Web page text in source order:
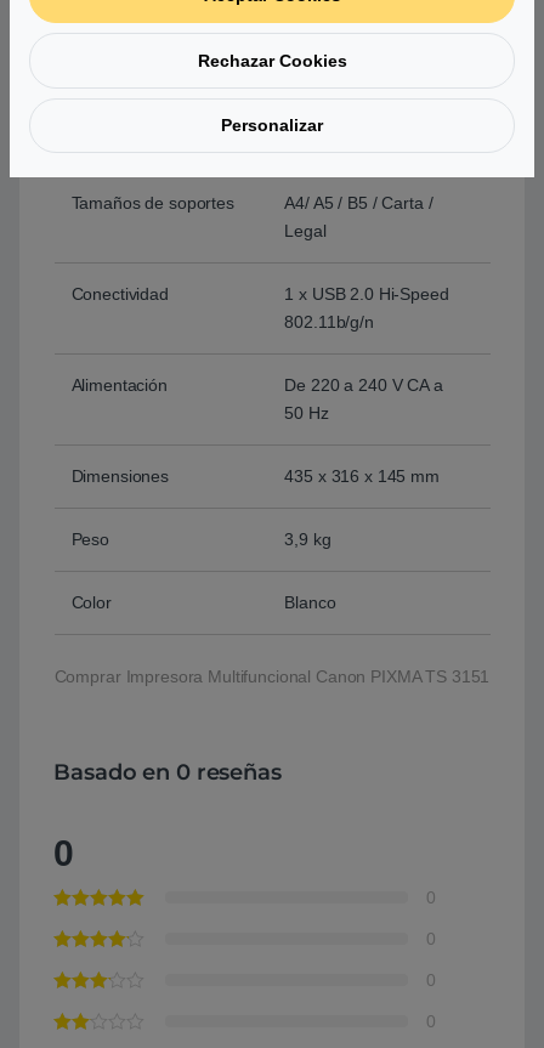
Tamaños de soportes
A4/ A5 / B5 / Carta /
Legal
Conectividad
1 x USB 2.0 Hi-Speed
802.11b/g/n
Alimentación
De 220 a 240 V CA a
50 Hz
Dimensiones 435 x 316 x 145 mm
Peso 3,9 kg
Color Blanco
Comprar Impresora Multifuncional Canon PIXMA TS 3151
Basado en 0 reseñas
0
0
0
0
0
Rechazar Cookies
Personalizar